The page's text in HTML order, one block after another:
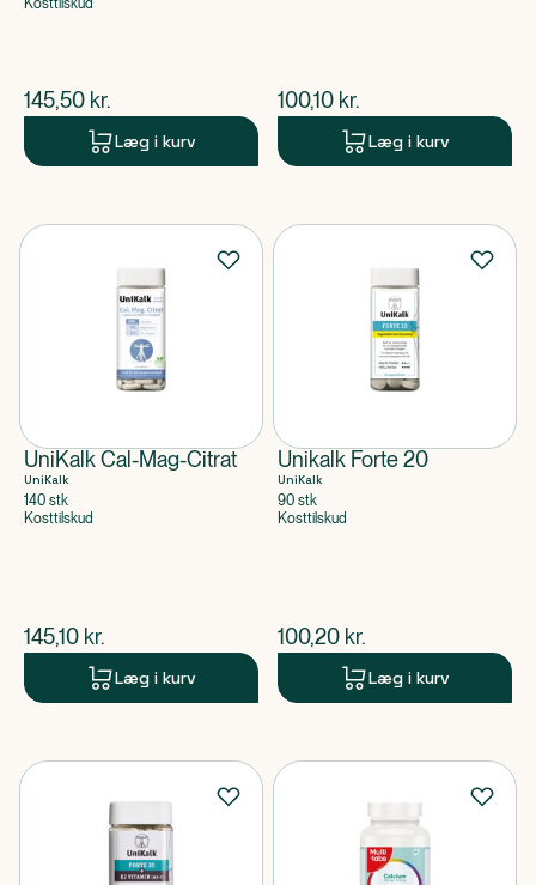
Kosttilskud
$nuværende pris
145,50 kr.
Læg i kurv
$nuværende pris
100,10 kr.
Læg i kurv
UniKalk Cal-Mag-Citrat
UniKalk
140 stk
Kosttilskud
$nuværende pris
145,10 kr.
Læg i kurv
Unikalk Forte 20
UniKalk
90 stk
Kosttilskud
$nuværende pris
100,20 kr.
Læg i kurv